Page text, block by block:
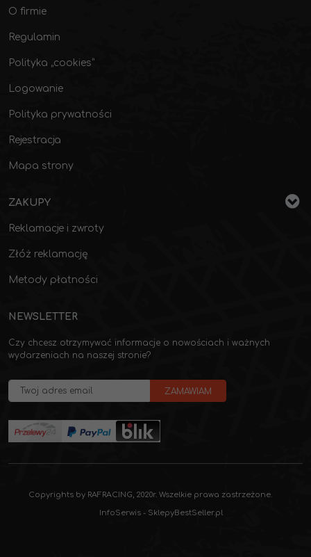
O firmie
Regulamin
Polityka „cookies”
Logowanie
Polityka prywatności
Rejestracja
Mapa strony
ZAKUPY
Reklamacje i zwroty
Złóż reklamację
Metody płatności
NEWSLETTER
Czy chcesz otrzymywać informacje o nowościach i ważnych
wydarzeniach na naszej stronie?
Copyrights by RAFRACING, 2020r. Wszelkie prawa zastrzeżone.
InfoSerwis - SklepyBestSeller.pl